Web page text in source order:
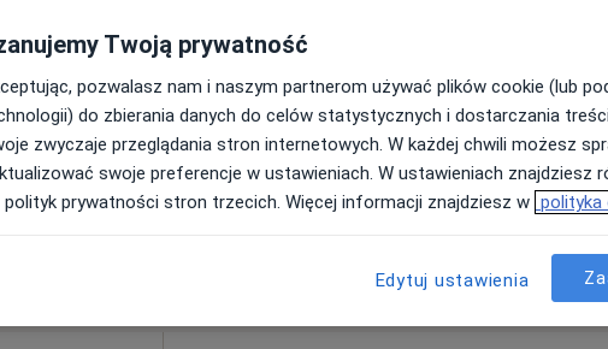
46
Umawianie online nie jest dostępne
Poproś o wizytę
Twoją prywatność
pozwalasz nam i naszym partnerom używać plików cookie (lub
do zbierania danych do celów statystycznych i dostarczania
zwyczaje przeglądania stron internetowych. W każdej chwili możesz
swoje preferencje w ustawieniach. W ustawieniach znajdziesz
polityk prywatności stron trzecich. Więcej informacji znajdziesz w polityka
Edytuj ustawienia